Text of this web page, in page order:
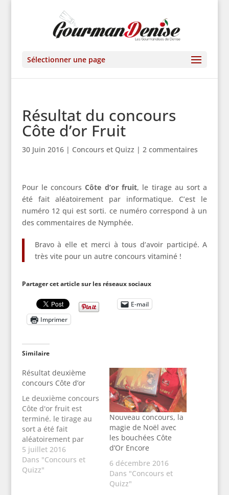
Sélectionner une page
Résultat du concours
Côte d’or Fruit
30 Juin 2016| Concours et Quizz | 2 commentaires
Pour le concoursCôte d’or fruit, le tirage au sort a
été fait aléatoirement par informatique. C’est le
numéro 12 qui est sorti. ce numéro correspond à un
des commentaires de Nymphée.
Bravo à elle et merci à tous d’avoir participé. A
très vite pour un autre concours vitaminé !
Partager cet article sur les réseaux sociaux
E-mail
Imprimer
Similaire
Résultat deuxième
concours Côte d’or
Le deuxième concours
Côte d'or fruit est
terminé. le tirage au
sort a été fait
aléatoirement par
informatique et c'est
le commentaire
numéro 1 qui est
5 juillet 2016
Dans "Concours et
Quizz"
Nouveau concours, la
magie de Noël avec
les bouchées Côte
d’Or Encore
6 décembre 2016
Dans "Concours et
Quizz"